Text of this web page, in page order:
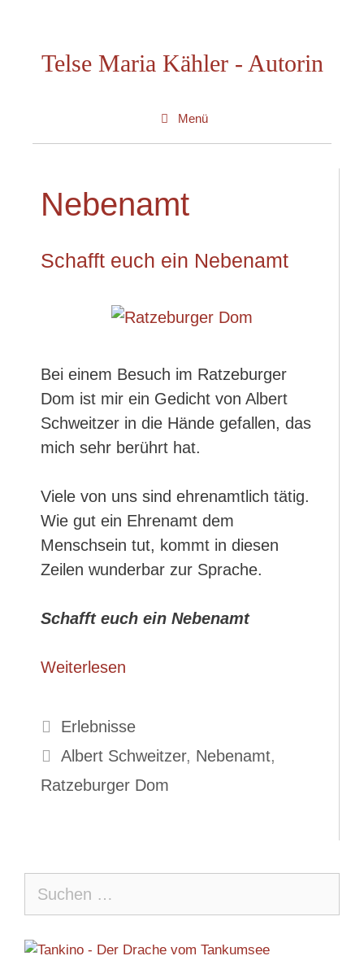
springenTelse Maria Kähler - Autorin
Menü
Nebenamt
Schafft euch ein Nebenamt
Bei einem Besuch im Ratzeburger
Dom ist mir ein Gedicht von Albert
Schweitzer in die Hände gefallen, das
mich sehr berührt hat.
Viele von uns sind ehrenamtlich tätig.
Wie gut ein Ehrenamt dem
Menschsein tut, kommt in diesen
Zeilen wunderbar zur Sprache.
Schafft euch ein Nebenamt
Weiterlesen
Kategorien
Erlebnisse
Schlagwörter
Albert Schweitzer, Nebenamt,
Ratzeburger Dom
nach: